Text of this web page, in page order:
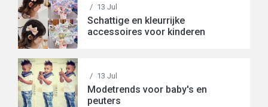
/ 13 Jul
Schattige en kleurrijke
accessoires voor kinderen
/ 13 Jul
Modetrends voor baby's en
peuters